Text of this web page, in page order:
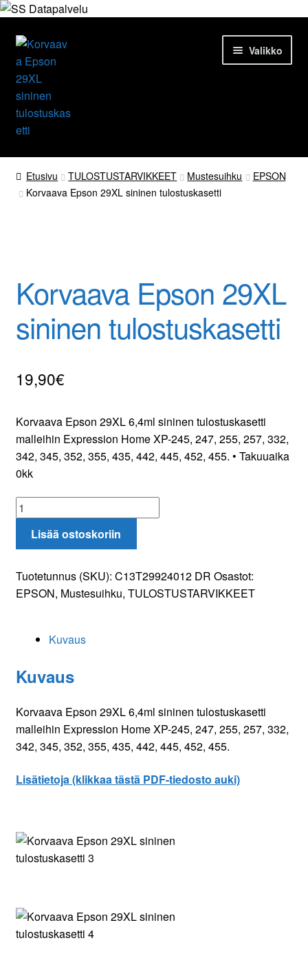
Siirry
navigointiin
Siirry
sisältöön
Valikko
Etusivu
Tuotteet
Yrityksestä
Yhteydenotto
Oma tili
Etusivu TULOSTUSTARVIKKEET Mustesuihku
EPSON
Korvaava Epson 29XL sininen tulostuskasetti
Korvaava Epson 29XL
sininen tulostuskasetti
19,90€
Korvaava Epson 29XL 6,4ml sininen tulostuskasetti
malleihin Expression Home XP-245, 247, 255, 257, 332,
342, 345, 352, 355, 435, 442, 445, 452, 455. • Takuuaika
0kk
Korvaava
Epson
29XL
tulostuskasetti
määrä
Lisää ostoskoriin
Tuotetunnus (SKU): C13T29924012 DR Osastot:
EPSON, Mustesuihku, TULOSTUSTARVIKKEET
Kuvaus
Kuvaus
Korvaava Epson 29XL 6,4ml sininen tulostuskasetti
malleihin Expression Home XP-245, 247, 255, 257, 332,
342, 345, 352, 355, 435, 442, 445, 452, 455.
Lisätietoja (klikkaa tästä PDF-tiedosto auki)